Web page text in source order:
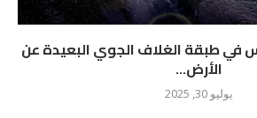
طبقة الغلاف الجوي البعيدة عن
الأرض...
يوليو 30, 2025